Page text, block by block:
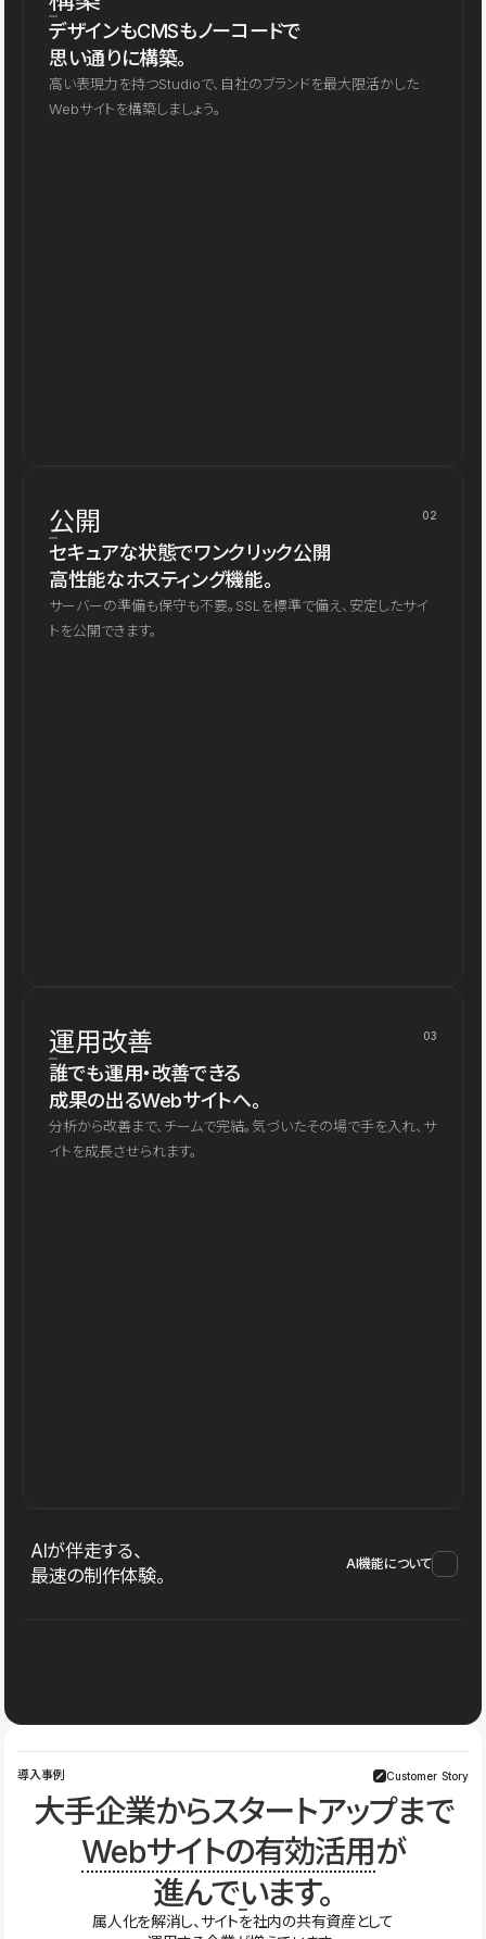
デザインもCMSもノーコードで
思い通りに構築。
高い表現力を持つStudioで、自社のブランドを最大限活かした
Webサイトを構築しましょう。
公開 02
セキュアな状態でワンクリック公開
高性能なホスティング機能。
サーバーの準備も保守も不要。SSLを標準で備え、安定したサイ
トを公開できます。
運用改善 03
誰でも運用・改善できる
成果の出るWebサイトへ。
分析から改善まで、チームで完結。気づいたその場で手を入れ、サ
イトを成長させられます。
AIが伴走する、
最速の制作体験。
AI機能について
導入事例 Customer Story
大手企業からスタートアップまで
Webサイトの有効活用が
進んでいます。
属人化を解消し、サイトを社内の共有資産として